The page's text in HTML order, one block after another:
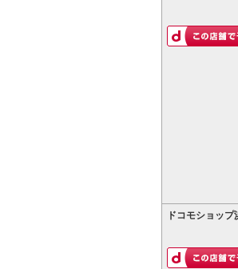
ドコモショップ